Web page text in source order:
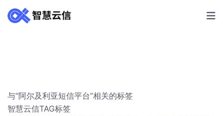
与“阿尔及利亚短信平台”相关的标签
智慧云信TAG标签